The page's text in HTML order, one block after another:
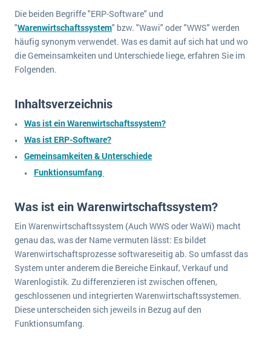
Maschinenbau
Medien
NGO
Lebensmittelindustrie
Produktion
Immobilien
Services
Textil und Mode
Versorgung
Ein WMS implementieren: Das sind die 6
Service Level Agreements (SLA) und ERP: Was muss man wissen?
ERP-Software für Abfallentsorger
Digitale Arbeitsaufträge in Ihrem ERP- oder FSM-System: clever und effizient
ERP News
SAP übernimmt Reltio für eine bessere
Datenintegration
Die beiden Begriffe "ERP-Software" und
"Warenwirtschaftssystem" bzw. "Wawi" oder "WWS" werden
häufig synonym verwendet. Was es damit auf sich hat und wo
die Gemeinsamkeiten und Unterschiede liege, erfahren Sie im
Folgenden.
Inhaltsverzeichnis
Was ist ein Warenwirtschaftssystem?
Was ist ERP-Software?
Gemeinsamkeiten & Unterschiede
Funktionsumfang
Was ist ein Warenwirtschaftssystem?
Ein Warenwirtschaftssystem (Auch WWS oder WaWi) macht
genau das, was der Name vermuten lässt: Es bildet
Warenwirtschaftsprozesse softwareseitig ab. So umfasst das
System unter anderem die Bereiche Einkauf, Verkauf und
Warenlogistik. Zu differenzieren ist zwischen offenen,
geschlossenen und integrierten Warenwirtschaftssystemen.
Diese unterscheiden sich jeweils in Bezug auf den
Funktionsumfang.